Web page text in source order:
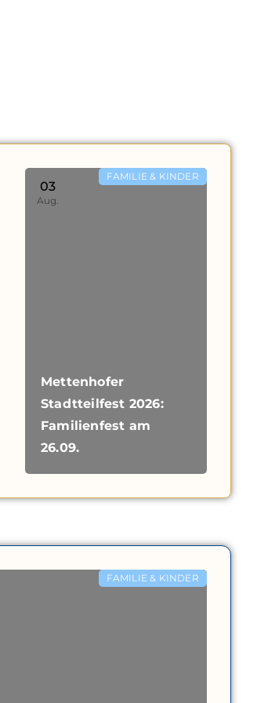
Mettenhofer
Stadtteilfest 2026:
Familienfest am
26.09.
FAMILIE & KINDER
03
Aug.
FAMILIE & KINDER